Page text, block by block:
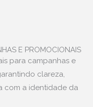
E PROMOCIONAIS
para campanhas e
clareza,
com a identidade da